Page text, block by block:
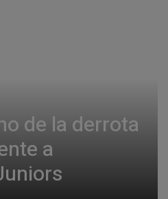
de la derrota
a